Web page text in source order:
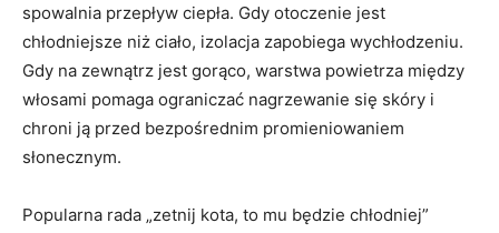
spowalnia przepływ ciepła. Gdy otoczenie jest
chłodniejsze niż ciało, izolacja zapobiega wychłodzeniu.
Gdy na zewnątrz jest gorąco, warstwa powietrza między
włosami pomaga ograniczać nagrzewanie się skóry i
chroni ją przed bezpośrednim promieniowaniem
słonecznym.
Popularna rada „zetnij kota, to mu będzie chłodniej”